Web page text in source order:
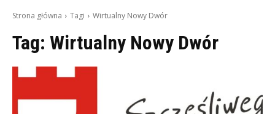
Strona główna Tagi Wirtualny Nowy Dwór
Tag: Wirtualny Nowy Dwór